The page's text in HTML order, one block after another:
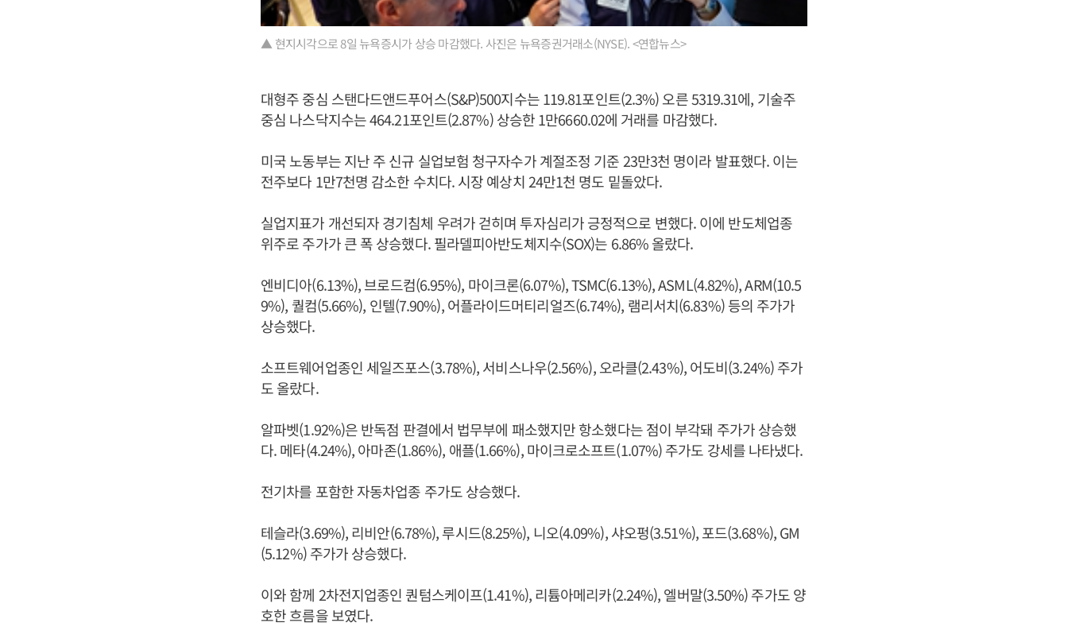
▲ 현지시각으로 8일 뉴욕증시가 상승 마감했다. 사진은 뉴욕증권거래소(NYSE). <연합뉴스>
대형주 중심 스탠다드앤드푸어스(S&P)500지수는 119.81포인트(2.3%) 오른 5319.31에, 기술주
중심 나스닥지수는 464.21포인트(2.87%) 상승한 1만6660.02에 거래를 마감했다.
미국 노동부는 지난 주 신규 실업보험 청구자수가 계절조정 기준 23만3천 명이라 발표했다. 이는
전주보다 1만7천명 감소한 수치다. 시장 예상치 24만1천 명도 밑돌았다.
실업지표가 개선되자 경기침체 우려가 걷히며 투자심리가 긍정적으로 변했다. 이에 반도체업종
위주로 주가가 큰 폭 상승했다. 필라델피아반도체지수(SOX)는 6.86% 올랐다.
엔비디아(6.13%), 브로드컴(6.95%), 마이크론(6.07%), TSMC(6.13%), ASML(4.82%), ARM(10.5
9%), 퀄컴(5.66%), 인텔(7.90%), 어플라이드머티리얼즈(6.74%), 램리서치(6.83%) 등의 주가가
상승했다.
소프트웨어업종인 세일즈포스(3.78%), 서비스나우(2.56%), 오라클(2.43%), 어도비(3.24%) 주가
도 올랐다.
알파벳(1.92%)은 반독점 판결에서 법무부에 패소했지만 항소했다는 점이 부각돼 주가가 상승했
다. 메타(4.24%), 아마존(1.86%), 애플(1.66%), 마이크로소프트(1.07%) 주가도 강세를 나타냈다.
전기차를 포함한 자동차업종 주가도 상승했다.
테슬라(3.69%), 리비안(6.78%), 루시드(8.25%), 니오(4.09%), 샤오펑(3.51%), 포드(3.68%), GM
(5.12%) 주가가 상승했다.
이와 함께 2차전지업종인 퀀텀스케이프(1.41%), 리튬아메리카(2.24%), 엘버말(3.50%) 주가도 양
호한 흐름을 보였다.